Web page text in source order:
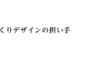
りデザインの担い手